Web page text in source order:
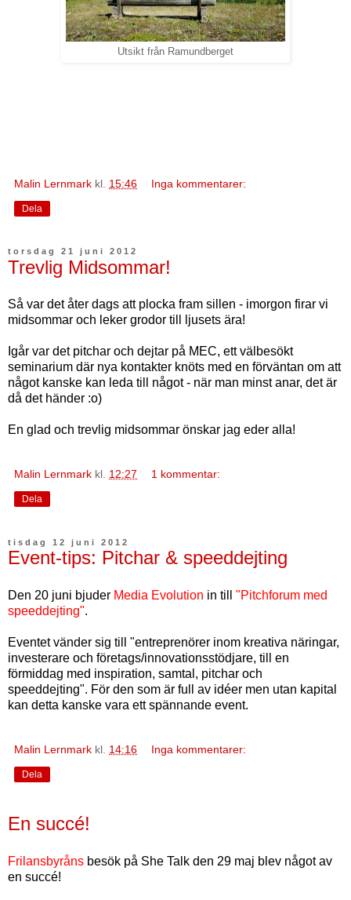
Utsikt från Ramundberget
Malin Lernmark kl. 15:46 Inga kommentarer:
Dela
torsdag 21 juni 2012
Trevlig Midsommar!
Så var det åter dags att plocka fram sillen - imorgon firar vi
midsommar och leker grodor till ljusets ära!
Igår var det pitchar och dejtar på MEC, ett välbesökt
seminarium där nya kontakter knöts med en förväntan om att
något kanske kan leda till något - när man minst anar, det är
då det händer :o)
En glad och trevlig midsommar önskar jag eder alla!
Malin Lernmark kl. 12:27 1 kommentar:
Dela
tisdag 12 juni 2012
Event-tips: Pitchar & speeddejting
Den 20 juni bjuder Media Evolution in till "Pitchforum med
speeddejting".
Eventet vänder sig till "entreprenörer inom kreativa näringar,
investerare och företags/innovationsstödjare, till en
förmiddag med inspiration, samtal, pitchar och
speeddejting". För den som är full av idéer men utan kapital
kan detta kanske vara ett spännande event.
Malin Lernmark kl. 14:16 Inga kommentarer:
Dela
En succé!
Frilansbyråns besök på She Talk den 29 maj blev något av
en succé!